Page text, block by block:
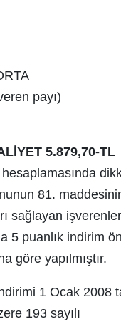
payı)
5.879,70-TL
81.
sağlayan
5 puanlık indirim
göre yapılmıştır.
1 Ocak 2008
193 sayılı